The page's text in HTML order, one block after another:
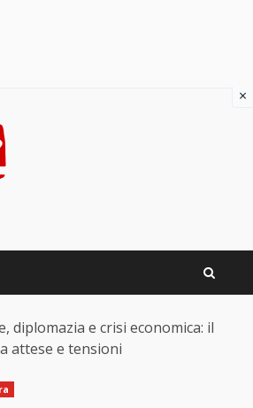
diplomazia e crisi economica: il
attese e tensioni
×